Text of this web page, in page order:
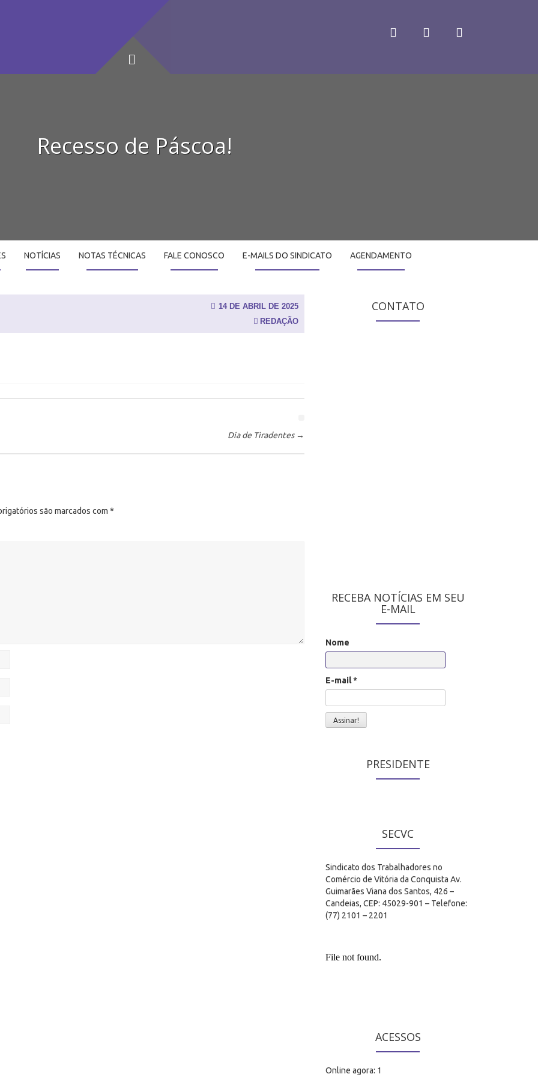
Recesso de Páscoa!
NOTÍCIAS NOTAS TÉCNICAS FALE CONOSCO E-MAILS DO SINDICATO AGENDAMENTO
14 DE ABRIL DE 2025
REDAÇÃO
Dia de Tiradentes →
são marcados com *
CONTATO
RECEBA NOTÍCIAS EM SEU
E-MAIL
Nome
E-mail*
PRESIDENTE
SECVC
Sindicato dos Trabalhadores no
Comércio de Vitória da Conquista Av.
Guimarães Viana dos Santos, 426 –
Candeias, CEP: 45029-901 – Telefone:
(77) 2101 – 2201
ACESSOS
Online agora: 1